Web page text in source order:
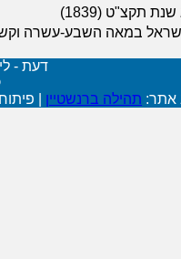
תקצ"ט (1839)
ישראל במאה השבע-עשרה
דעת -
אתר: תהילה ברנשטיין